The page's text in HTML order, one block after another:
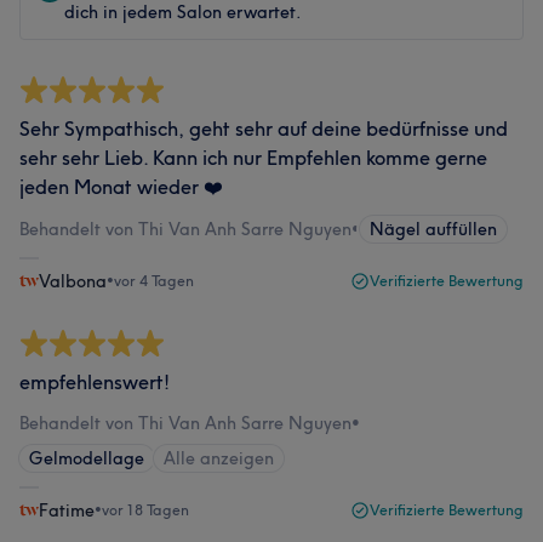
dich in jedem Salon erwartet.
Sehr Sympathisch, geht sehr auf deine bedürfnisse und
sehr sehr Lieb. Kann ich nur Empfehlen komme gerne
jeden Monat wieder ❤️
Behandelt von Thi Van Anh Sarre Nguyen• Nägel auffüllen
Valbona•vor 4 Tagen Verifizierte Bewertung
empfehlenswert!
Behandelt von Thi Van Anh Sarre Nguyen•
Gelmodellage
Alle anzeigen
Fatime•vor 18 Tagen Verifizierte Bewertung